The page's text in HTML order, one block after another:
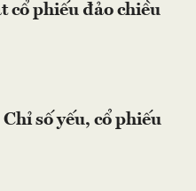
cổ phiếu đảo chiều
số yếu, cổ phiếu